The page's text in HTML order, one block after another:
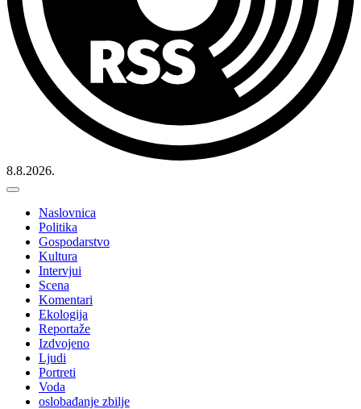
8.8.2026.
Naslovnica
Politika
Gospodarstvo
Kultura
Intervjui
Scena
Komentari
Ekologija
Reportaže
Izdvojeno
Ljudi
Portreti
Voda
oslobađanje zbilje